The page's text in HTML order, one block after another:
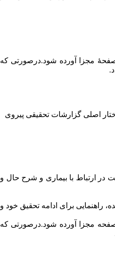
مجزا آورده شود.درصورتی که
.
اصلی گزارشات تحقیقی پیروی
در ارتباط با بیماری و شرح حال و
راهنمایی برای ادامه تحقیق خود و
مجزا آورده شود.درصورتی که